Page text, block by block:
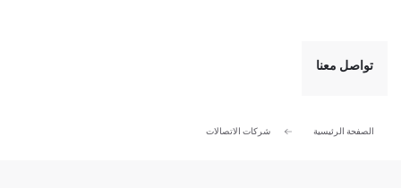
تواصل معنا
الصفحة الرئيسية شركات الاتصالات